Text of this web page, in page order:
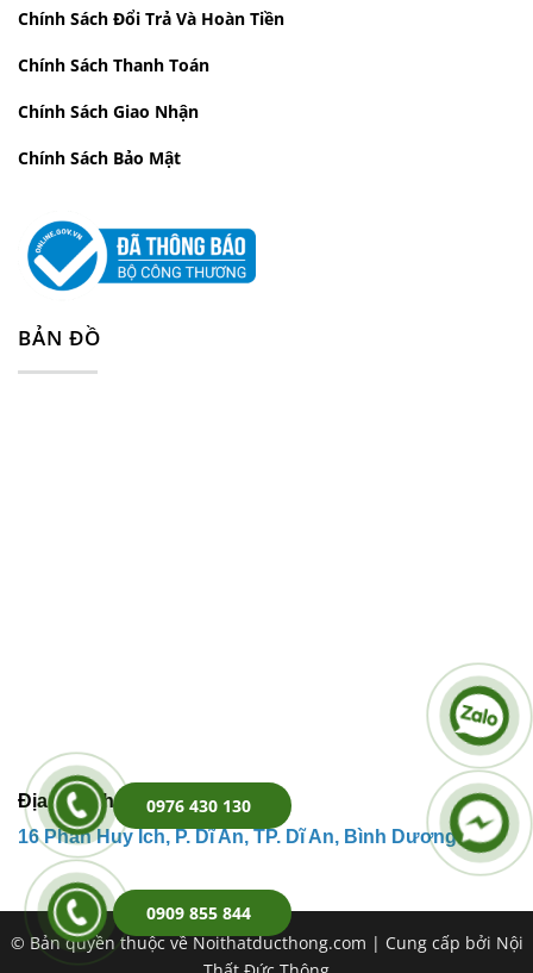
Chính Sách Đổi Trả Và Hoàn Tiền
Chính Sách Thanh Toán
Chính Sách Giao Nhận
Chính Sách Bảo Mật
BẢN ĐỒ
Địa Chỉ Kho Hàng:
16 Phan Huy Ích, P. Dĩ An, TP. Dĩ An, Bình Dương.
© Bản quyền thuộc về Noithatducthong.com | Cung cấp bởi Nội
0909 855 844
0976 430 130